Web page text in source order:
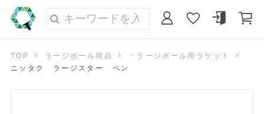
TOP ラージボール用品
・ラージボール用ラケット
ニッタク ラージスター ペン